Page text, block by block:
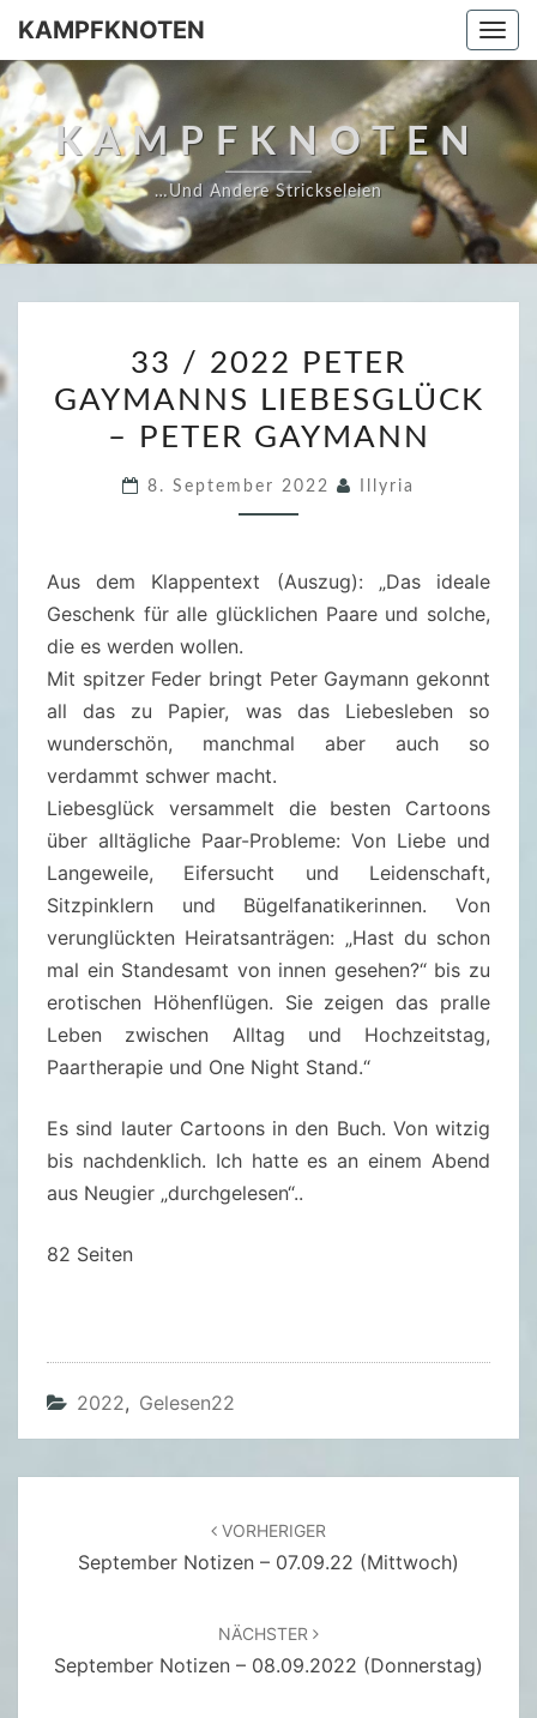
Skip
content
KAMPFKNOTEN
KAMPFKNOTEN
…und Andere Strickseleien
3
/
2
2
E
T
R
G
A
Y
M
A
N
N
S
L
I
E
B
T
G
A
M
A
33 / 2022 PETER
GAYMANNS LIEBESGLÜCK
– PETER GAYMANN
8. September 2022 Illyria
Aus dem Klappentext (Auszug): „Das ideale
Geschenk für alle glücklichen Paare und solche,
die es werden wollen.
Mit spitzer Feder bringt Peter Gaymann gekonnt
all das zu Papier, was das Liebesleben so
wunderschön, manchmal aber auch so
verdammt schwer macht.
Liebesglück versammelt die besten Cartoons
über alltägliche Paar-Probleme: Von Liebe und
Langeweile, Eifersucht und Leidenschaft,
Sitzpinklern und Bügelfanatikerinnen. Von
verunglückten Heiratsanträgen: „Hast du schon
mal ein Standesamt von innen gesehen?“ bis zu
erotischen Höhenflügen. Sie zeigen das pralle
Leben zwischen Alltag und Hochzeitstag,
Paartherapie und One Night Stand.“
Es sind lauter Cartoons in den Buch. Von witzig
bis nachdenklich. Ich hatte es an einem Abend
aus Neugier „durchgelesen“..
82 Seiten
2022, Gelesen22
VORHERIGER
September Notizen – 07.09.22 (Mittwoch)
NÄCHSTER
September Notizen – 08.09.2022 (Donnerstag)